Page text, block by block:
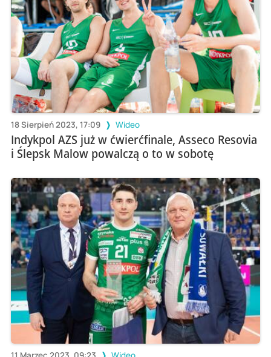
18 Sierpień 2023, 17:09 Wideo
Indykpol AZS już w ćwierćfinale, Asseco Resovia
i Ślepsk Malow powalczą o to w sobotę